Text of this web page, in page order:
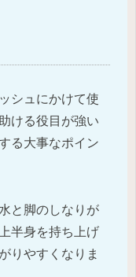
シュにかけて使
ける役目が強い
る大事なポイン
と脚のしなりが
半身を持ち上げ
りやすくなりま